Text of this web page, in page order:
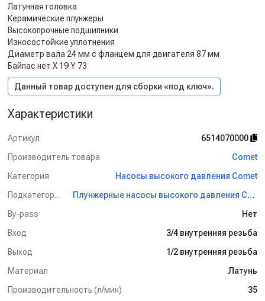
Латунная головка
Керамические плунжеры
Высокопрочные подшипники
Износостойкие уплотнения
Диаметр вала 24 мм с фланцем для двигателя 87 мм
Байпас нет X 19 Y 73
Данный товар доступен для сборки «под ключ».
Характеристики
Артикул
6514070000
Производитель товара
Comet
Категория
Насосы высокого давления Comet
Подкатегория
Плунжерные насосы высокого давления Comet
By-pass
Нет
Вход
3/4 внутренняя резьба
Выход
1/2 внутренняя резьба
Материал
Латунь
Производительность (л/мин)
35